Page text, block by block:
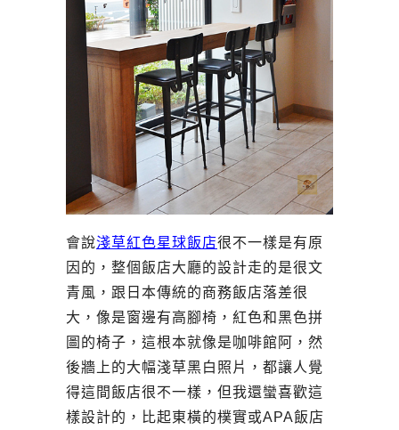
會說淺草紅色星球飯店很不一樣是有原
因的，整個飯店大廳的設計走的是很文
青風，跟日本傳統的商務飯店落差很
大，像是窗邊有高腳椅，紅色和黑色拼
圖的椅子，這根本就像是咖啡館阿，然
後牆上的大幅淺草黑白照片，都讓人覺
得這間飯店很不一樣，但我還蠻喜歡這
樣設計的，比起東橫的樸實或APA飯店